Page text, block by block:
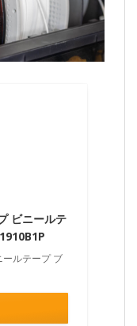
ビニールテ
ールテープ ブ